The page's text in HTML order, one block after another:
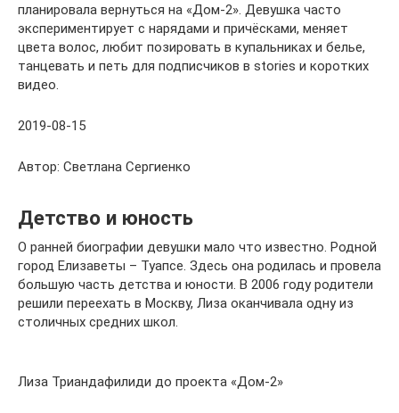
планировала вернуться на «Дом-2». Девушка часто
экспериментирует с нарядами и причёсками, меняет
цвета волос, любит позировать в купальниках и белье,
танцевать и петь для подписчиков в stories и коротких
видео.
2019-08-15
Автор: Светлана Сергиенко
Детство и юность
О ранней биографии девушки мало что известно. Родной
город Елизаветы – Туапсе. Здесь она родилась и провела
большую часть детства и юности. В 2006 году родители
решили переехать в Москву, Лиза оканчивала одну из
столичных средних школ.
Лиза Триандафилиди до проекта «Дом-2»